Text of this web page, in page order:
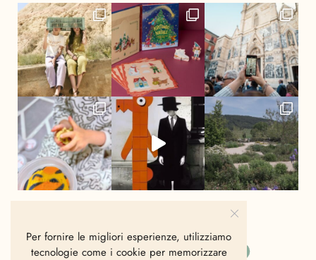
Per fornire le migliori esperienze, utilizziamo
tecnologie come i cookie per memorizzare